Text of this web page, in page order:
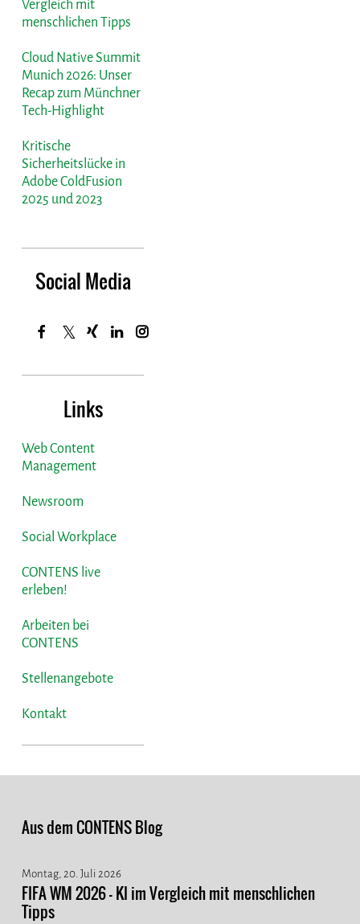
Vergleich mit
menschlichen Tipps
Cloud Native Summit
Munich 2026: Unser
Recap zum Münchner
Tech-Highlight
Kritische
Sicherheitslücke in
Adobe ColdFusion
2025 und 2023
Social Media
Links
Web Content
Management
Newsroom
Social Workplace
CONTENS live
erleben!
Arbeiten bei
CONTENS
Stellenangebote
Kontakt
Aus dem CONTENS Blog
Montag, 20. Juli 2026
FIFA WM 2026 - KI im Vergleich mit menschlichen
Tipps